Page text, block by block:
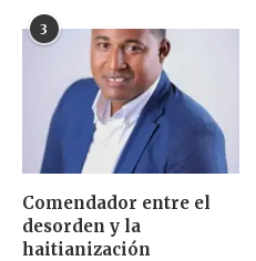
3
Comendador entre el
desorden y la
haitianización